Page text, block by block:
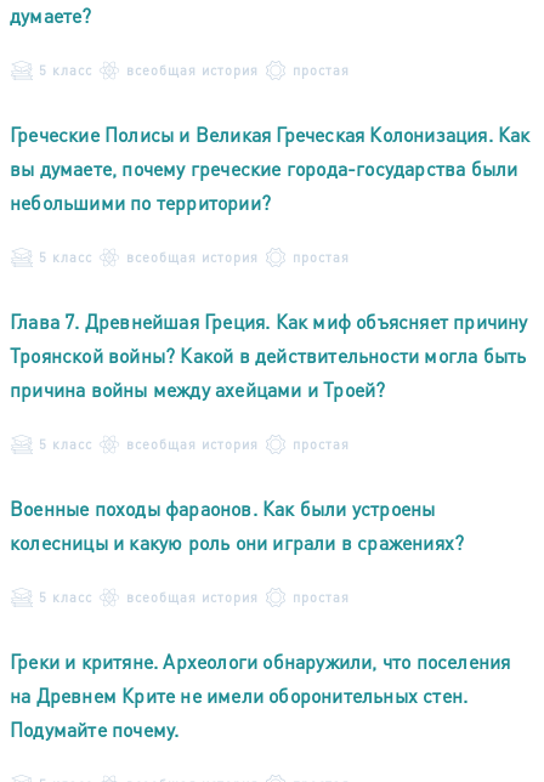
думаете?
5 класс всеобщая история простая
Греческие Полисы и Великая Греческая Колонизация. Как
вы думаете, почему греческие города-государства были
небольшими по территории?
5 класс всеобщая история простая
Глава 7. Древнейшая Греция. Как миф объясняет причину
Троянской войны? Какой в действительности могла быть
причина войны между ахейцами и Троей?
5 класс всеобщая история простая
Военные походы фараонов. Как были устроены
колесницы и какую роль они играли в сражениях?
5 класс всеобщая история простая
Греки и критяне. Археологи обнаружили, что поселения
на Древнем Крите не имели оборонительных стен.
Подумайте почему.